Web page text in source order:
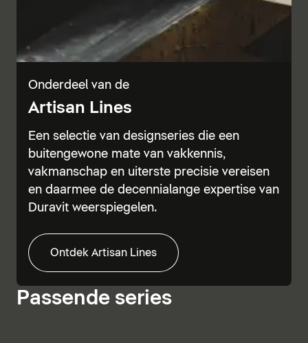
Onderdeel van de
Artisan Lines
Een selectie van designseries die een
buitengewone mate van vakkennis,
vakmanschap en uiterste precisie vereisen
en daarmee de decennialange expertise van
Duravit weerspiegelen.
Ontdek Artisan Lines
Passende series